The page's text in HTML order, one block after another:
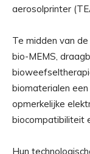
aerosolprinter
Te midden van
bio-MEMS,
biomaterialen
opmerkelijke
biocompatibiliteit
Hun